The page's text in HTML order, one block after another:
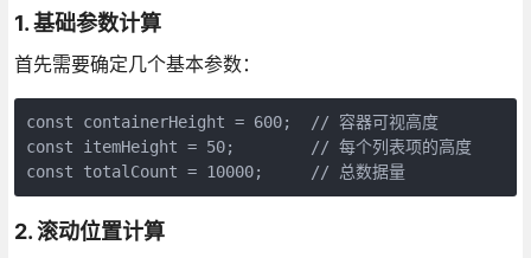
1. 基础参数计算
首先需要确定几个基本参数：
const containerHeight = 600;  // 容器可视高度
const itemHeight = 50;        // 每个列表项的高度
const totalCount = 10000;     // 总数据量
2. 滚动位置计算